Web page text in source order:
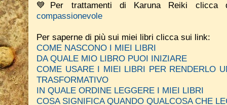
💙Per trattamenti di Karuna Reiki
compassionevole
Per saperne di più sui miei libri clicca sui link:
COME NASCONO I MIEI LIBRI
DA QUALE MIO LIBRO PUOI INIZIARE
COME USARE I MIEI LIBRI PER RENDERLO
TRASFORMATIVO
IN QUALE ORDINE LEGGERE I MIEI LIBRI
COSA SIGNIFICA QUANDO QUALCOSA CHE